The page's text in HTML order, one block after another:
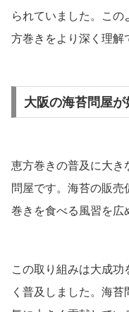
られていました。こ
方巻きをより深く理解
大阪の海苔問屋
恵方巻きの普及に大き
問屋です。海苔の販
巻きを食べる風習を広
この取り組みは大成
く普及しました。海